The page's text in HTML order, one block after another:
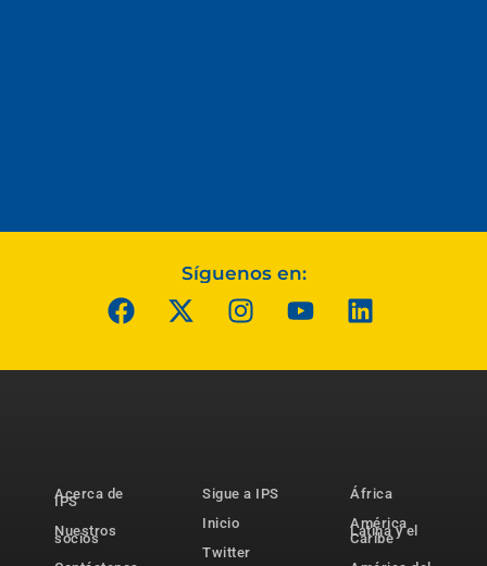
Síguenos en:
Acerca de
IPS
Nuestros
socios
Sigue a IPS
Inicio
Twitter
África
América
Latina y el
Caribe